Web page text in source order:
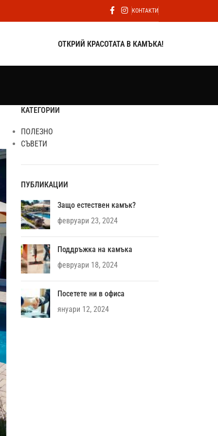
КОНТАКТИ
ОТКРИЙ КРАСОТАТА В КАМЪКА!
КАТЕГОРИИ
ПОЛЕЗНО
СЪВЕТИ
ПУБЛИКАЦИИ
Защо естествен камък?
февруари 23, 2024
Поддръжка на камъка
февруари 18, 2024
Посетете ни в офиса
януари 12, 2024